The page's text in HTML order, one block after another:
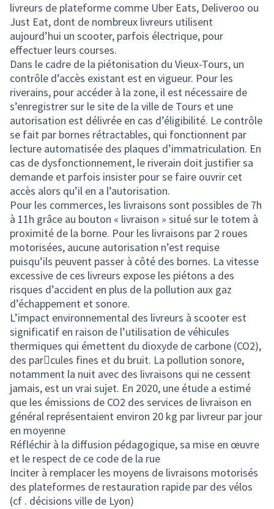
livreurs de plateforme comme Uber Eats, Deliveroo ou
Just Eat, dont de nombreux livreurs utilisent
aujourd’hui un scooter, parfois électrique, pour
effectuer leurs courses.
Dans le cadre de la piétonisation du Vieux-Tours, un
contrôle d’accès existant est en vigueur. Pour les
riverains, pour accéder à la zone, il est nécessaire de
s’enregistrer sur le site de la ville de Tours et une
autorisation est délivrée en cas d’éligibilité. Le contrôle
se fait par bornes rétractables, qui fonctionnent par
lecture automatisée des plaques d’immatriculation. En
cas de dysfonctionnement, le riverain doit justifier sa
demande et parfois insister pour se faire ouvrir cet
accès alors qu’il en a l’autorisation.
Pour les commerces, les livraisons sont possibles de 7h
à 11h grâce au bouton « livraison » situé sur le totem à
proximité de la borne. Pour les livraisons par 2 roues
motorisées, aucune autorisation n’est requise
puisqu’ils peuvent passer à côté des bornes. La vitesse
excessive de ces livreurs expose les piétons a des
risques d’accident en plus de la pollution aux gaz
d’échappement et sonore.
L’impact environnemental des livreurs à scooter est
significatif en raison de l’utilisation de véhicules
thermiques qui émettent du dioxyde de carbone (CO2),
des par􀆟cules fines et du bruit. La pollution sonore,
notamment la nuit avec des livraisons qui ne cessent
jamais, est un vrai sujet. En 2020, une étude a estimé
que les émissions de CO2 des services de livraison en
général représentaient environ 20 kg par livreur par jour
en moyenne
Réfléchir à la diffusion pédagogique, sa mise en œuvre
et le respect de ce code de la rue
Inciter à remplacer les moyens de livraisons motorisés
des plateformes de restauration rapide par des vélos
(cf . décisions ville de Lyon)